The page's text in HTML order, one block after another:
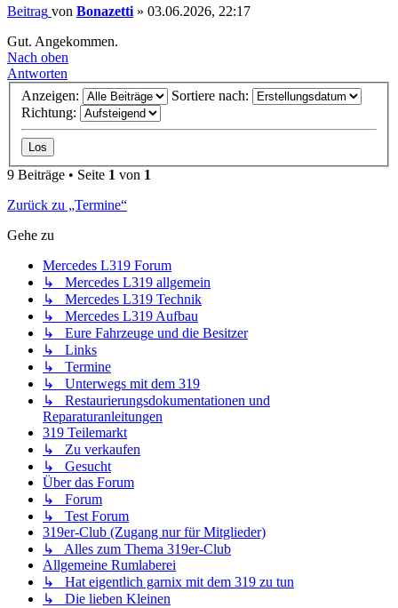
Beitrag von Bonazetti » 03.06.2026, 22:17
Gut. Angekommen.
Nach oben
Antworten
Anzeigen:
Sortiere nach:
Richtung:
9 Beiträge • Seite 1 von 1
Zurück zu „Termine“
Gehe zu
Mercedes L319 Forum
↳ Mercedes L319 allgemein
↳ Mercedes L319 Technik
↳ Mercedes L319 Aufbau
↳ Eure Fahrzeuge und die Besitzer
↳ Links
↳ Termine
↳ Unterwegs mit dem 319
↳ Restaurierungsdokumentationen und
Reparaturanleitungen
319 Teilemarkt
↳ Zu verkaufen
↳ Gesucht
Über das Forum
↳ Forum
↳ Test Forum
319er-Club (Zugang nur für Mitglieder)
↳ Alles zum Thema 319er-Club
Allgemeine Rumlaberei
↳ Hat eigentlich garnix mit dem 319 zu tun
↳ Die lieben Kleinen